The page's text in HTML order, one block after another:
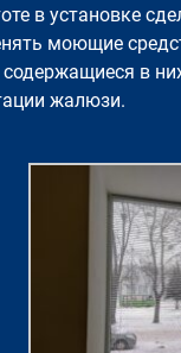
в установке
моющие
в
жалюзи.